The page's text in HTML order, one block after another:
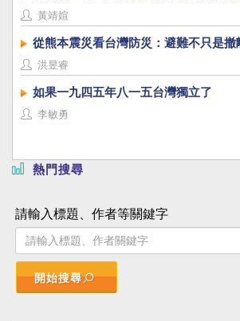
黃靖媗
從熊本震災看台灣防災：避難不只是
洪昱睿
如果一九四五年八一五台灣獨立了
李敏勇
熱門搜尋
請輸入標題、作者等關鍵字
開始搜尋